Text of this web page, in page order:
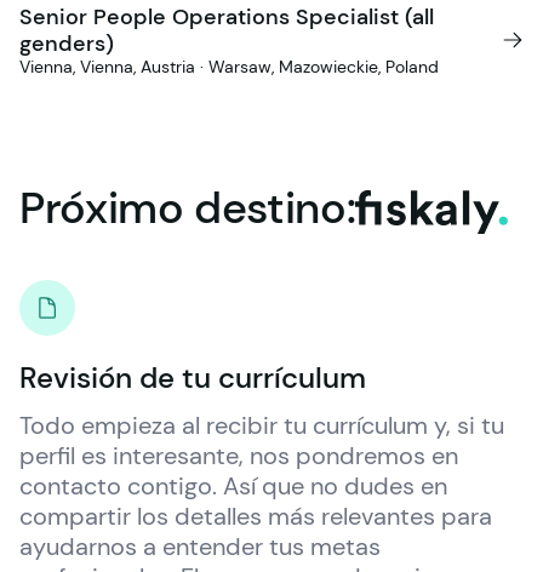
Senior People Operations Specialist (all
genders)
Vienna, Vienna, Austria · Warsaw, Mazowieckie, Poland
Próximo destino:fiskaly.
Revisión de tu currículum
Todo empieza al recibir tu currículum y, si tu
perfil es interesante, nos pondremos en
contacto contigo. Así que no dudes en
compartir los detalles más relevantes para
ayudarnos a entender tus metas